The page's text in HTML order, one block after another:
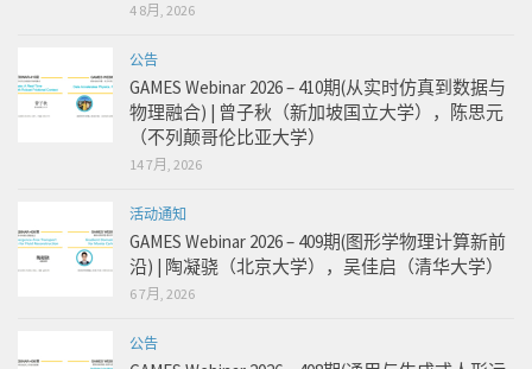
4 8月, 2026
公告
GAMES Webinar 2026 – 410期(从实时仿真到数据与
物理融合) | 曾子秋（新加坡国立大学），陈思元
（不列颠哥伦比亚大学）
14 7月, 2026
活动通知
GAMES Webinar 2026 – 409期(图形学物理计算新前
沿) | 陶凝骁（北京大学），吴佳启（清华大学）
6 7月, 2026
公告